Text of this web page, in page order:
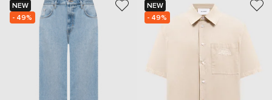
NEW
- 49%
NEW
- 49%